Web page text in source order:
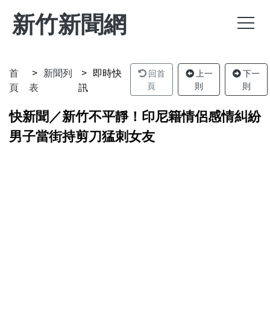
新竹新聞網
首
頁
新聞列
表
即時快
訊
回首
頁
上一
則
下一
則
快新聞／新竹不平靜！印尼籍情侶感情糾紛
男子當街持剪刀猛刺女友